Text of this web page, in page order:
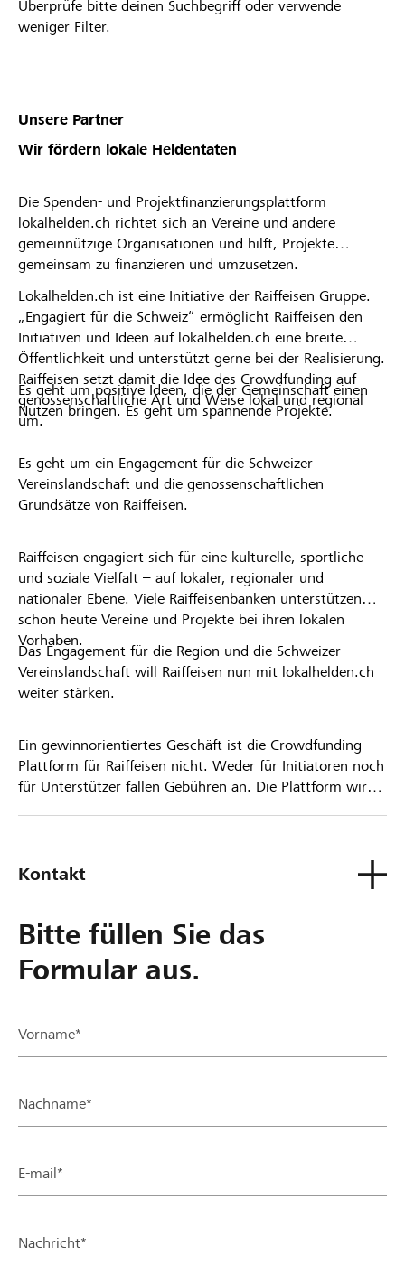
Überprüfe bitte deinen Suchbegriff oder verwende
weniger Filter.
Unsere Partner
Wir fördern lokale Heldentaten
Die Spenden- und Projektfinanzierungsplattform
lokalhelden.ch richtet sich an Vereine und andere
gemeinnützige Organisationen und hilft, Projekte
gemeinsam zu finanzieren und umzusetzen.
Lokalhelden.ch ist eine Initiative der Raiffeisen Gruppe.
„Engagiert für die Schweiz“ ermöglicht Raiffeisen den
Initiativen und Ideen auf lokalhelden.ch eine breite
Öffentlichkeit und unterstützt gerne bei der Realisierung.
Raiffeisen setzt damit die Idee des Crowdfunding auf
genossenschaftliche Art und Weise lokal und regional
um.
Es geht um positive Ideen, die der Gemeinschaft einen
Nutzen bringen. Es geht um spannende Projekte.
Es geht um ein Engagement für die Schweizer
Vereinslandschaft und die genossenschaftlichen
Grundsätze von Raiffeisen.
Raiffeisen engagiert sich für eine kulturelle, sportliche
und soziale Vielfalt – auf lokaler, regionaler und
nationaler Ebene. Viele Raiffeisenbanken unterstützen
schon heute Vereine und Projekte bei ihren lokalen
Vorhaben.
Das Engagement für die Region und die Schweizer
Vereinslandschaft will Raiffeisen nun mit lokalhelden.ch
weiter stärken.
Ein gewinnorientiertes Geschäft ist die Crowdfunding-
Plattform für Raiffeisen nicht. Weder für Initiatoren noch
für Unterstützer fallen Gebühren an. Die Plattform wird
Kontakt
Bitte füllen Sie das
Formular aus.
Vorname*
Nachname*
E-mail*
Nachricht*